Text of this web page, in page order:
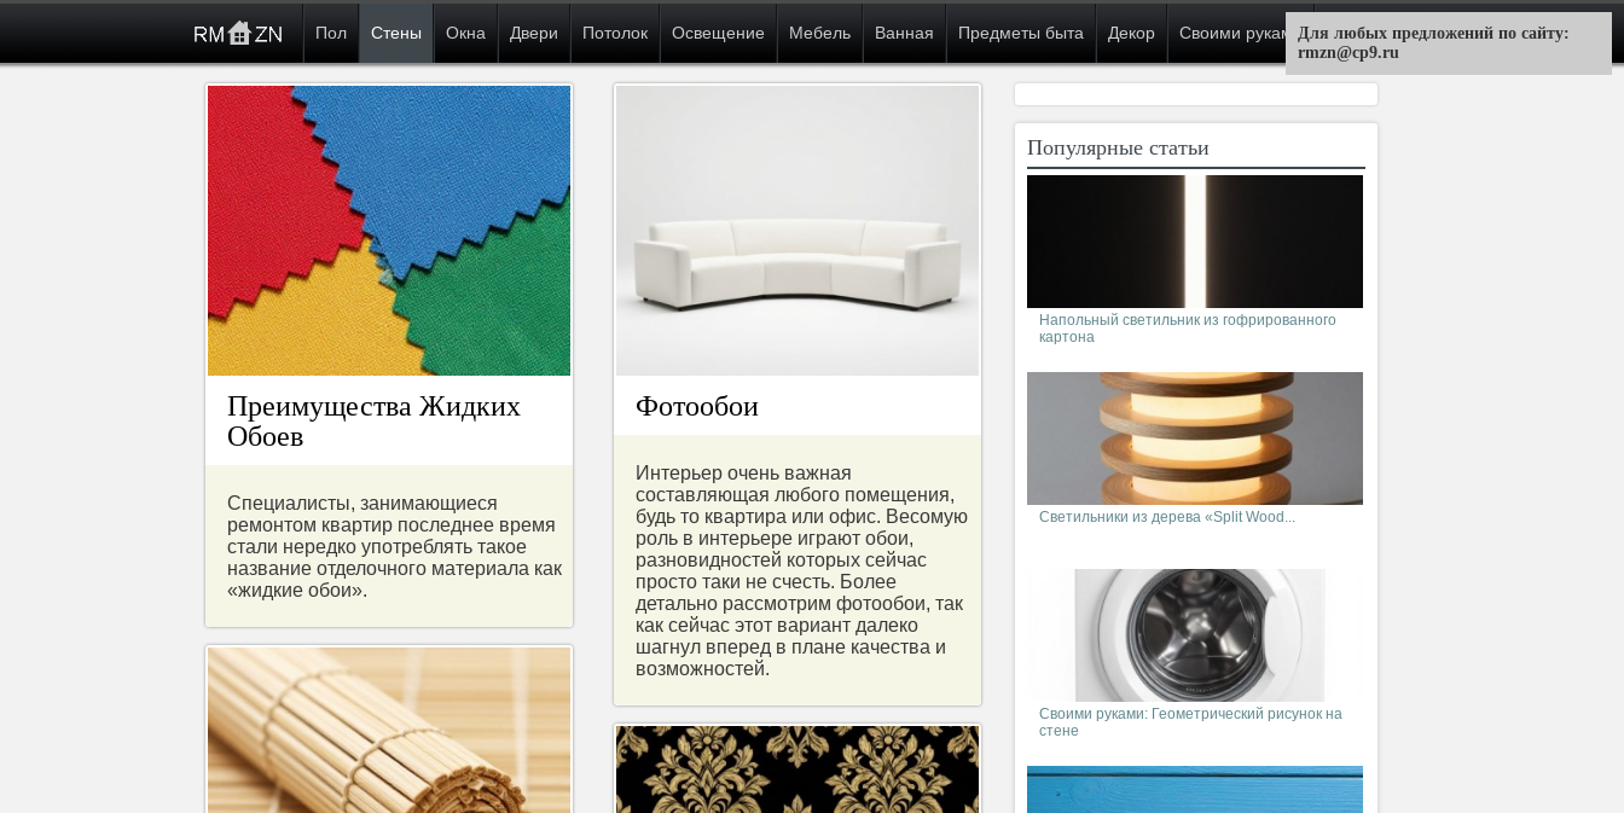
Пол Стены Окна Двери Потолок Освещение Мебель Ванная Предметы быта Декор Своими руками
Преимущества Жидких
Обоев
Специалисты, занимающиеся
ремонтом квартир последнее время
стали нередко употреблять такое
название отделочного материала как
«жидкие обои».
Фотообои
Интерьер очень важная
составляющая любого помещения,
будь то квартира или офис. Весомую
роль в интерьере играют обои,
разновидностей которых сейчас
просто таки не счесть. Более
детально рассмотрим фотообои, так
как сейчас этот вариант далеко
шагнул вперед в плане качества и
возможностей.
Популярные статьи
Напольный светильник из гофрированного
картона
Светильники из дерева «Split Wood...
Своими руками: Геометрический рисунок на
стене
Для любых предложений по сайту:
rmzn@cp9.ru